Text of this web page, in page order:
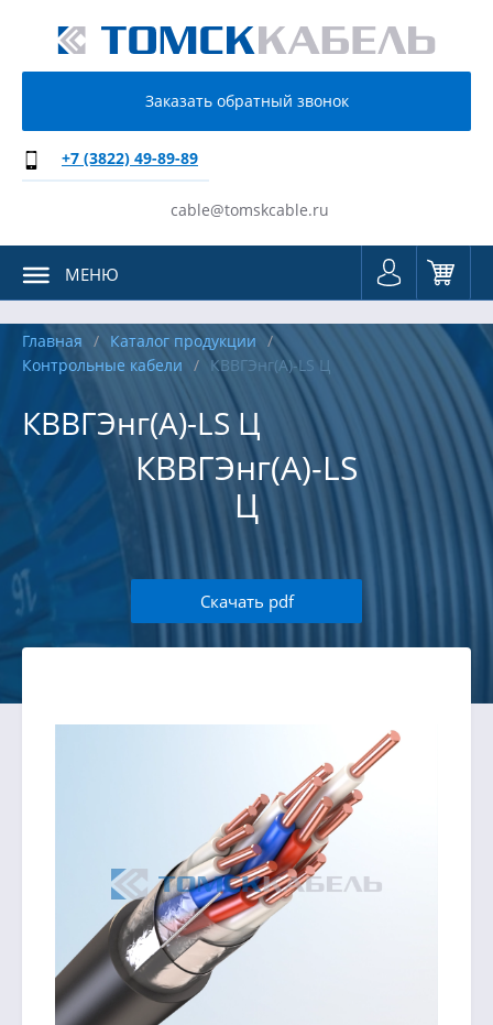
Заказать обратный звонок
+7 (3822) 49-89-89
cable@tomskcable.ru
МЕНЮ
Главная
Каталог продукции
Контрольные кабели
КВВГЭнг(А)-LS Ц
КВВГЭнг(А)-LS Ц
КВВГЭнг(А)-LS
Ц
Скачать pdf